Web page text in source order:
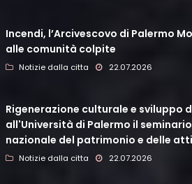
Incendi, l’Arcivescovo di Palermo
alle comunità colpite
Notizie dalla citta 22.07.2026
Rigenerazione culturale e sviluppo
all'Università di Palermo il
nazionale del patrimonio e delle
Notizie dalla citta 22.07.2026